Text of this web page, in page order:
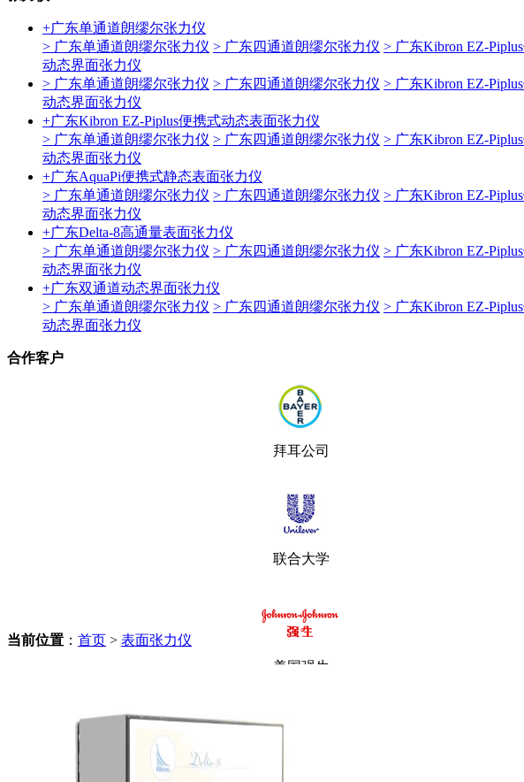
+广东单通道朗缪尔张力仪
> 广东单通道朗缪尔张力仪 > 广东四通道朗缪尔张力仪 > 广东Kibron EZ-
动态界面张力仪
> 广东单通道朗缪尔张力仪 > 广东四通道朗缪尔张力仪 > 广东Kibron EZ-
动态界面张力仪
+广东Kibron EZ-Piplus便携式动态表面张力仪
> 广东单通道朗缪尔张力仪 > 广东四通道朗缪尔张力仪 > 广东Kibron EZ-
动态界面张力仪
+广东AquaPi便携式静态表面张力仪
> 广东单通道朗缪尔张力仪 > 广东四通道朗缪尔张力仪 > 广东Kibron EZ-
动态界面张力仪
+广东Delta-8高通量表面张力仪
> 广东单通道朗缪尔张力仪 > 广东四通道朗缪尔张力仪 > 广东Kibron EZ-
动态界面张力仪
+广东双通道动态界面张力仪
> 广东单通道朗缪尔张力仪 > 广东四通道朗缪尔张力仪 > 广东Kibron EZ-
动态界面张力仪
合作客户
拜耳公司
联合大学
美国强生
当前位置 ： 首页 > 表面张力仪